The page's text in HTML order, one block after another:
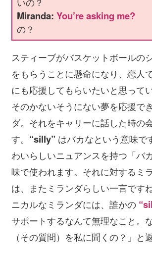
Miranda: You’re asking me?
の？
スティーブがバスケットボールの
をもらうことに懸命になり、恋人
にも応援してもらいたいと思って
そのかないそうにない夢を応援で
ダ。それをキャリーに話した時の
す。 “silly” はバカなという意味で
わいらしいニュアンスを持つ「バ
味で使われます。それに対するミ
は、またミランダらしい一言です
ニカルなミランダには、誰かの
サポートするなんて無理なこと。
（その質問）を私に聞くの？」と